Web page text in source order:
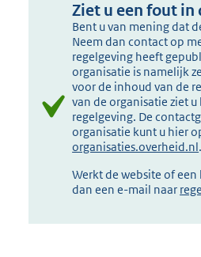
Ziet u een fout in
Bent u van mening dat
Neem dan contact op
regelgeving heeft
organisatie is namelijk
voor de inhoud van de
van de organisatie ziet
regelgeving. De
organisatie kunt u hier
organisaties.overheid.nl.
Werkt de website of
dan een e-mail naar